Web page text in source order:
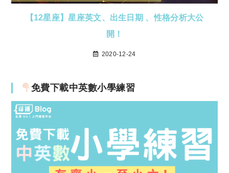
【12星座】星座英文、出生日期 、性格分析大公
開！
2020-12-24
免費下載中英數小學練習